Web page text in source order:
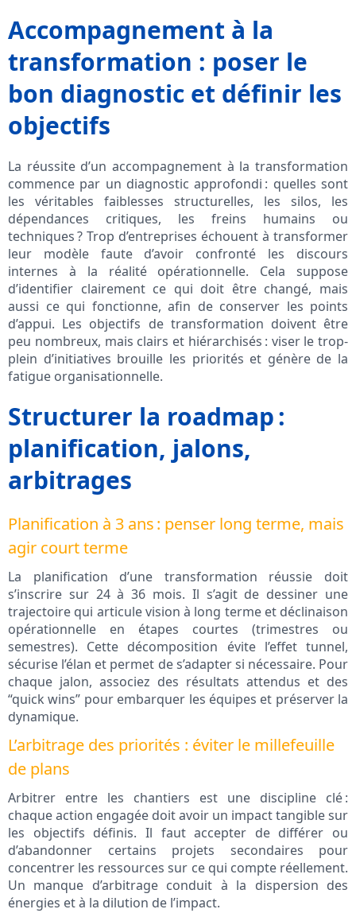
Accompagnement à la
transformation : poser le
bon diagnostic et définir les
objectifs
La réussite d’un accompagnement à la transformation
commence par un diagnostic approfondi : quelles sont
les véritables faiblesses structurelles, les silos, les
dépendances critiques, les freins humains ou
techniques ? Trop d’entreprises échouent à transformer
leur modèle faute d’avoir confronté les discours
internes à la réalité opérationnelle. Cela suppose
d’identifier clairement ce qui doit être changé, mais
aussi ce qui fonctionne, afin de conserver les points
d’appui. Les objectifs de transformation doivent être
peu nombreux, mais clairs et hiérarchisés : viser le trop-
plein d’initiatives brouille les priorités et génère de la
fatigue organisationnelle.
Structurer la roadmap :
planification, jalons,
arbitrages
Planification à 3 ans : penser long terme, mais
agir court terme
La planification d’une transformation réussie doit
s’inscrire sur 24 à 36 mois. Il s’agit de dessiner une
trajectoire qui articule vision à long terme et déclinaison
opérationnelle en étapes courtes (trimestres ou
semestres). Cette décomposition évite l’effet tunnel,
sécurise l’élan et permet de s’adapter si nécessaire. Pour
chaque jalon, associez des résultats attendus et des
“quick wins” pour embarquer les équipes et préserver la
dynamique.
L’arbitrage des priorités : éviter le millefeuille
de plans
Arbitrer entre les chantiers est une discipline clé :
chaque action engagée doit avoir un impact tangible sur
les objectifs définis. Il faut accepter de différer ou
d’abandonner certains projets secondaires pour
concentrer les ressources sur ce qui compte réellement.
Un manque d’arbitrage conduit à la dispersion des
énergies et à la dilution de l’impact.